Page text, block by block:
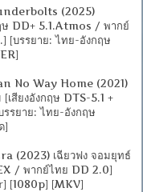
(2025)
ษ DD+ 5.1.Atmos / พากย์
[บรรยาย: ไทย-อังกฤษ
No Way Home (2021)
เสียงอังกฤษ DTS-5.1 +
รยาย: ไทย-อังกฤษ
]
(2023) เฉียวฟง จอมยุทธ์
/ พากย์ไทย DD 2.0]
[1080p] [MKV]